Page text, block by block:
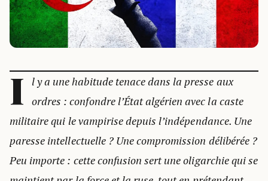
I
l y a une habitude tenace dans la presse aux
ordres : confondre l’État algérien avec la caste
militaire qui le vampirise depuis l’indépendance. Une
paresse intellectuelle ? Une compromission délibérée ?
Peu importe : cette confusion sert une oligarchie qui se